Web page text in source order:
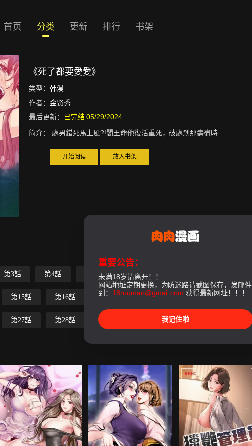
首页 分类 更新 排行 书架
《死了都要愛愛》
类型： 韩漫
作者： 金贤秀
最后更新： 已完结 05/29/2024
简介：
處男錯死馬上風?!閻王命他復活重死，破處剎那壽盡時
开始阅读 放入书架
第3話 第4話 第5話 第6話
第15話 第16話 第17話 第18話 第19話 第20話
第27話 第28話 第29話 第30話 第31話
重要公告：
未满18岁请离开！！
网站地址定期更换，为防迷路请截图保存，发邮件
到： 18rouman@gmail.com 获得最新网址！！！
我记住啦